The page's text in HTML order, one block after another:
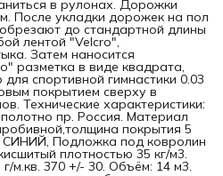
в рулонах. Дорожки
После укладки дорожек на пол
до стандартной длины
лентой "Velcro",
Затем наносится
разметка в виде квадрата,
спортивной гимнастики 0.03
покрытием сверху в
Технические характеристики:
пр. Россия. Материал
покрытия 5
Подложка под ковролин
плотностью 35 кг/м3.
м.кв. 370 +/- 30. Объём: 14 м3.